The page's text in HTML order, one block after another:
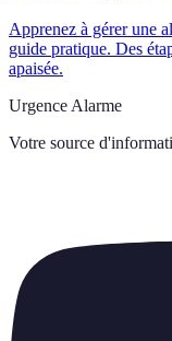
Apprenez à gérer une
guide pratique. Des
apaisée.
Urgence Alarme
Votre source